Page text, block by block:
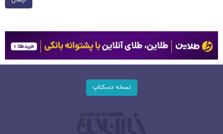
نسخه دسکتاپ